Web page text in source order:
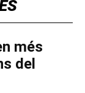
més
del